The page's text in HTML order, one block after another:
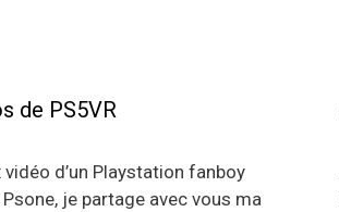
de PS5VR
vidéo d’un Playstation fanboy
je partage avec vous ma